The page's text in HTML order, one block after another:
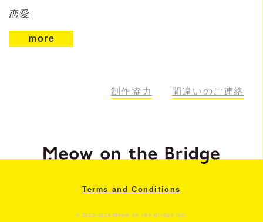
恋愛
more
制作協力 間違いのご連絡
Terms and Conditions
© 2022-2026 Meow on the Bridge Inc.